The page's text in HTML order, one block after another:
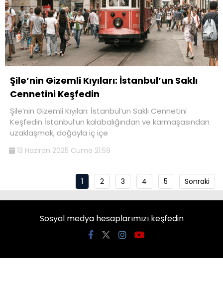
Şile’nin Gizemli Kıyıları: İstanbul’un Saklı
Cennetini Keşfedin
Şile’nin Gizemli Kıyıları: İstanbul’un Saklı Cennetini
Keşfedin İstanbul’un kalabalığından ve karmaşasından
uzaklaşmak, doğayla iç içe
13 Haziran 2025 Cuma 21:59
1 2 3 4 5 Sonraki
Sosyal medya hesaplarımızı keşfedin